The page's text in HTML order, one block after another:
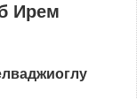
Ирем